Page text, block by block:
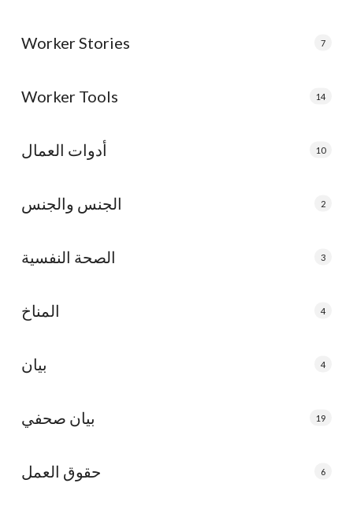
Worker Stories 7
Worker Tools 14
أدوات العمال 10
الجنس والجنس 2
الصحة النفسية 3
المناخ 4
بيان 4
بيان صحفي 19
حقوق العمل 6